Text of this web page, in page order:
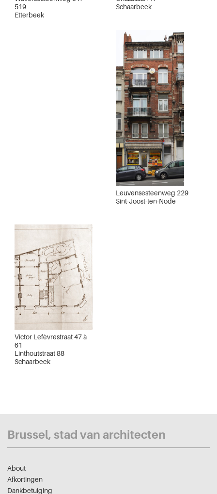
519
Etterbeek
Schaarbeek
Leuvensesteenweg 229
Sint-Joost-ten-Node
Victor Lefèvrestraat 47 à
61
Linthoutstraat 88
Schaarbeek
Brussel, stad van architecten
About
Afkortingen
Dankbetuiging